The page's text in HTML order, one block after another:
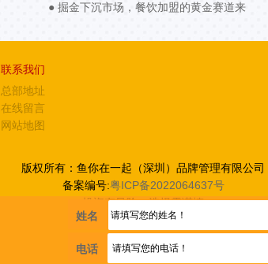
● 掘金下沉市场，餐饮加盟的黄金赛道来
联系我们
总部地址
在线留言
网站地图
版权所有：鱼你在一起（深圳）品牌管理有限公司
备案编号:粤ICP备2022064637号
投资有风险，选择需谨慎
姓名
电话